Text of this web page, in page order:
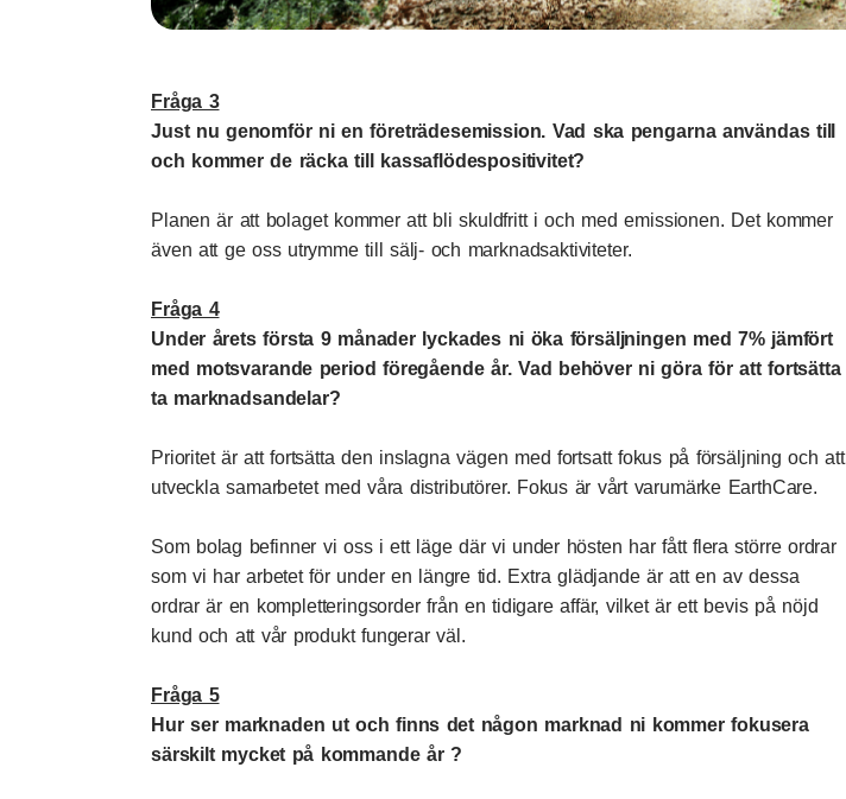
Fråga 3
Just nu genomför ni en företrädesemission. Vad ska pengarna användas till
och kommer de räcka till kassaflödespositivitet?
Planen är att bolaget kommer att bli skuldfritt i och med emissionen. Det kommer
även att ge oss utrymme till sälj- och marknadsaktiviteter.
Fråga 4
Under årets första 9 månader lyckades ni öka försäljningen med 7% jämfört
med motsvarande period föregående år. Vad behöver ni göra för att fortsätta
ta marknadsandelar?
Prioritet är att fortsätta den inslagna vägen med fortsatt fokus på försäljning och att
utveckla samarbetet med våra distributörer. Fokus är vårt varumärke EarthCare.
Som bolag befinner vi oss i ett läge där vi under hösten har fått flera större ordrar
som vi har arbetet för under en längre tid. Extra glädjande är att en av dessa
ordrar är en kompletteringsorder från en tidigare affär, vilket är ett bevis på nöjd
kund och att vår produkt fungerar väl.
Fråga 5
Hur ser marknaden ut och finns det någon marknad ni kommer fokusera
särskilt mycket på kommande år ?